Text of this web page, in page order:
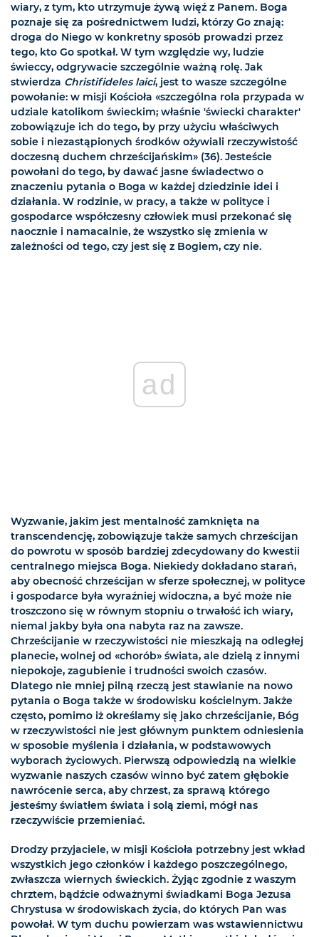
wiary, z tym, kto utrzymuje żywą więź z Panem. Boga
poznaje się za pośrednictwem ludzi, którzy Go znają:
droga do Niego w konkretny sposób prowadzi przez
tego, kto Go spotkał. W tym względzie wy, ludzie
świeccy, odgrywacie szczególnie ważną rolę. Jak
stwierdza Christifideles laici, jest to wasze szczególne
powołanie: w misji Kościoła «szczególna rola przypada w
udziale katolikom świeckim; właśnie 'świecki charakter'
zobowiązuje ich do tego, by przy użyciu właściwych
sobie i niezastąpionych środków ożywiali rzeczywistość
doczesną duchem chrześcijańskim» (36). Jesteście
powołani do tego, by dawać jasne świadectwo o
znaczeniu pytania o Boga w każdej dziedzinie idei i
działania. W rodzinie, w pracy, a także w polityce i
gospodarce współczesny człowiek musi przekonać się
naocznie i namacalnie, że wszystko się zmienia w
zależności od tego, czy jest się z Bogiem, czy nie.
ad
Wyzwanie, jakim jest mentalność zamknięta na
transcendencję, zobowiązuje także samych chrześcijan
do powrotu w sposób bardziej zdecydowany do kwestii
centralnego miejsca Boga. Niekiedy dokładano starań,
aby obecność chrześcijan w sferze społecznej, w polityce
i gospodarce była wyraźniej widoczna, a być może nie
troszczono się w równym stopniu o trwałość ich wiary,
niemal jakby była ona nabyta raz na zawsze.
Chrześcijanie w rzeczywistości nie mieszkają na odległej
planecie, wolnej od «chorób» świata, ale dzielą z innymi
niepokoje, zagubienie i trudności swoich czasów.
Dlatego nie mniej pilną rzeczą jest stawianie na nowo
pytania o Boga także w środowisku kościelnym. Jakże
często, pomimo iż określamy się jako chrześcijanie, Bóg
w rzeczywistości nie jest głównym punktem odniesienia
w sposobie myślenia i działania, w podstawowych
wyborach życiowych. Pierwszą odpowiedzią na wielkie
wyzwanie naszych czasów winno być zatem głębokie
nawrócenie serca, aby chrzest, za sprawą którego
jesteśmy światłem świata i solą ziemi, mógł nas
rzeczywiście przemieniać.
Drodzy przyjaciele, w misji Kościoła potrzebny jest wkład
wszystkich jego członków i każdego poszczególnego,
zwłaszcza wiernych świeckich. Żyjąc zgodnie z waszym
chrztem, bądźcie odważnymi świadkami Boga Jezusa
Chrystusa w środowiskach życia, do których Pan was
powołał. W tym duchu powierzam was wstawiennictwu